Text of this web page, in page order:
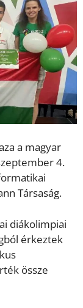
a magyar
4.
Társaság.
diákolimpiai
érkeztek
össze